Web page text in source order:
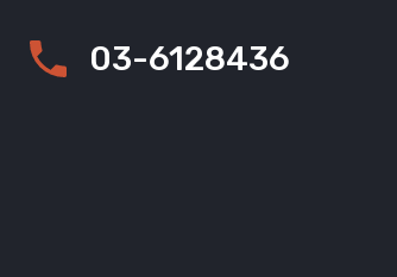
03-6128436